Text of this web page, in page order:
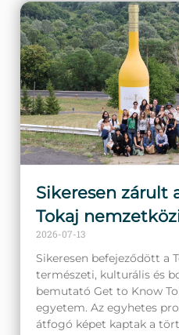
Sikeresen zárult
Tokaj
2026-07-13
Sikeresen befejeződött a
természeti, kulturális és
bemutató Get to Know
egyetem. Az egyhetes
átfogó képet kaptak a